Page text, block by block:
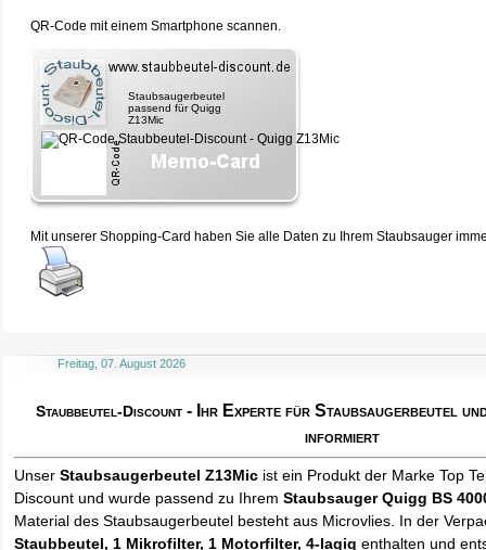
QR-Code mit einem Smartphone scannen.
Staubsaugerbeutel
passend für Quigg
Z13Mic
Mit unserer Shopping-Card haben Sie alle Daten zu Ihrem Staubsauger
Freitag, 07. August 2026
Staubbeutel-Discount - Ihr Experte für Staubsaugerbeutel
informiert
UnserStaubsaugerbeutel Z13Mic ist ein Produkt der Marke Top
Discount und wurde passend zu IhremStaubsauger Quigg BS
Material des Staubsaugerbeutel besteht aus Microvlies. In der
Staubbeutel, 1 Mikrofilter, 1 Motorfilter, 4-lagig enthalten und